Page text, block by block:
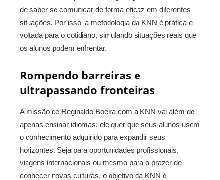
de saber se comunicar de forma eficaz em diferentes
situações. Por isso, a metodologia da KNN é prática e
voltada para o cotidiano, simulando situações reais que
os alunos podem enfrentar.
Rompendo barreiras e
ultrapassando fronteiras
A missão de Reginaldo Boeira com a KNN vai além de
apenas ensinar idiomas; ele quer que seus alunos usem
o conhecimento adquirido para expandir seus
horizontes. Seja para oportunidades profissionais,
viagens internacionais ou mesmo para o prazer de
conhecer novas culturas, o objetivo da KNN é